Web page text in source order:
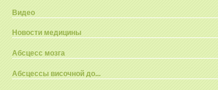
Видео
Новости медицины
Абсцесс мозга
Абсцессы височной до...